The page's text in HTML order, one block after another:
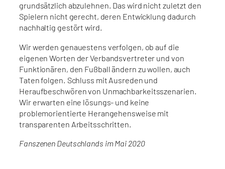
grundsätzlich abzulehnen. Das wird nicht zuletzt den
Spielern nicht gerecht, deren Entwicklung dadurch
nachhaltig gestört wird.
Wir werden genauestens verfolgen, ob auf die
eigenen Worten der Verbandsvertreter und von
Funktionären, den Fußball ändern zu wollen, auch
Taten folgen. Schluss mit Ausreden und
Heraufbeschwören von Unmachbarkeitsszenarien.
Wir erwarten eine lösungs- und keine
problemorientierte Herangehensweise mit
transparenten Arbeitsschritten.
Fanszenen Deutschlands im Mai 2020